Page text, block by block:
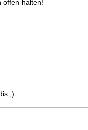
offen halten!
;)